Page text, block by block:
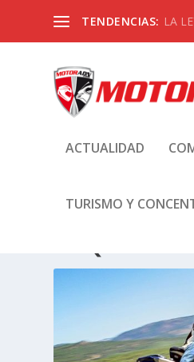
TENDENCIAS: LA
ACTUALIDAD
TURISMO Y